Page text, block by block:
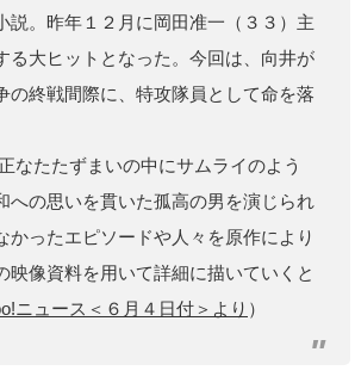
。昨年１２月に岡田准一（３３）主
る大ヒットとなった。今回は、向井が
終戦間際に、特攻隊員として命を落
たたずまいの中にサムライのよう
への思いを貫いた孤高の男を演じられ
ったエピソードや人々を原作により
像資料を用いて詳細に描いていくと
ニュース＜６月４日付＞より ）